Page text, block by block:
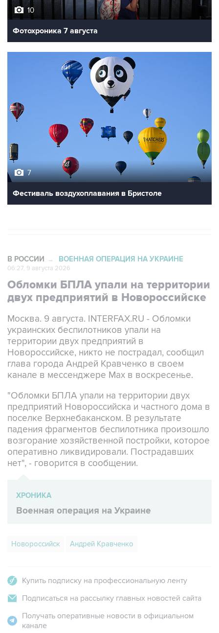
10
Фотохроника 7 августа
7
Фестиваль воздухоплавания в Бристоле
В РОССИИ → ВОЕННАЯ ОПЕРАЦИЯ НА УКРАИНЕ
06:27, 9 августа 2026
Обломки БПЛА упали на территории
двух предприятий в Новороссийске
Москва. 9 августа. INTERFAX.RU - Обломки
украинских беспилотников упали на
территории двух предприятий в
Новороссийске, никто не пострадал, сообщил
глава города Андрей Кравченко в своем
канале в мессенджере Max в воскресенье.
"Обломки БПЛА упали на территории двух
предприятий Новороссийска и частного дома в
поселке Верхнебаканском. В результате
падения фрагментов беспилотника произошло
возгорание хозяйственной постройки, которое
оперативно ликвидировали. Пострадавших
нет", - говорится в сообщении.
ХРОНИКА
Военная операция на Украине
Новороссийск Андрей Кравченко
Купить подписку на профессиональную ленту
Подписаться на рассылку главных новостей сайта
Получать оперативные новости в официальном
канале